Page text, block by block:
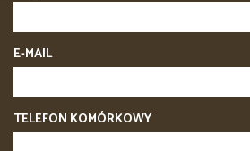
E-MAIL
TELEFON KOMÓRKOWY